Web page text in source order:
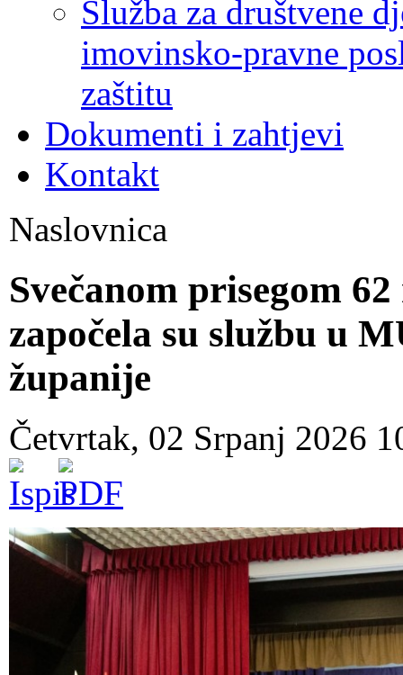
Služba za društvene
imovinsko-pravne
zaštitu
Dokumenti i zahtjevi
Kontakt
Naslovnica
Svečanom prisegom
započela su službu u
županije
Četvrtak, 02 Srpanj 2026